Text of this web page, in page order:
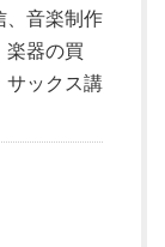
、音楽制作
楽器の買
サックス講